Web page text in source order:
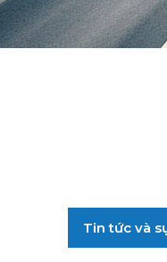
Tin tức và